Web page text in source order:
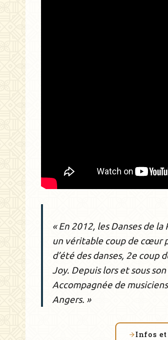
« En 2012, les Danses de
un véritable coup de cœur
d’été des danses, 2e
Joy. Depuis lors et sous
Accompagnée de
Angers. »
Infos